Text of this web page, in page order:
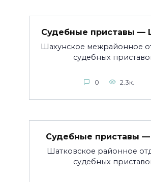
Судебные приставы —
Шахунское межрайонное
судебных
0 2.3к.
Судебные приставы
Шатковское районное
судебных